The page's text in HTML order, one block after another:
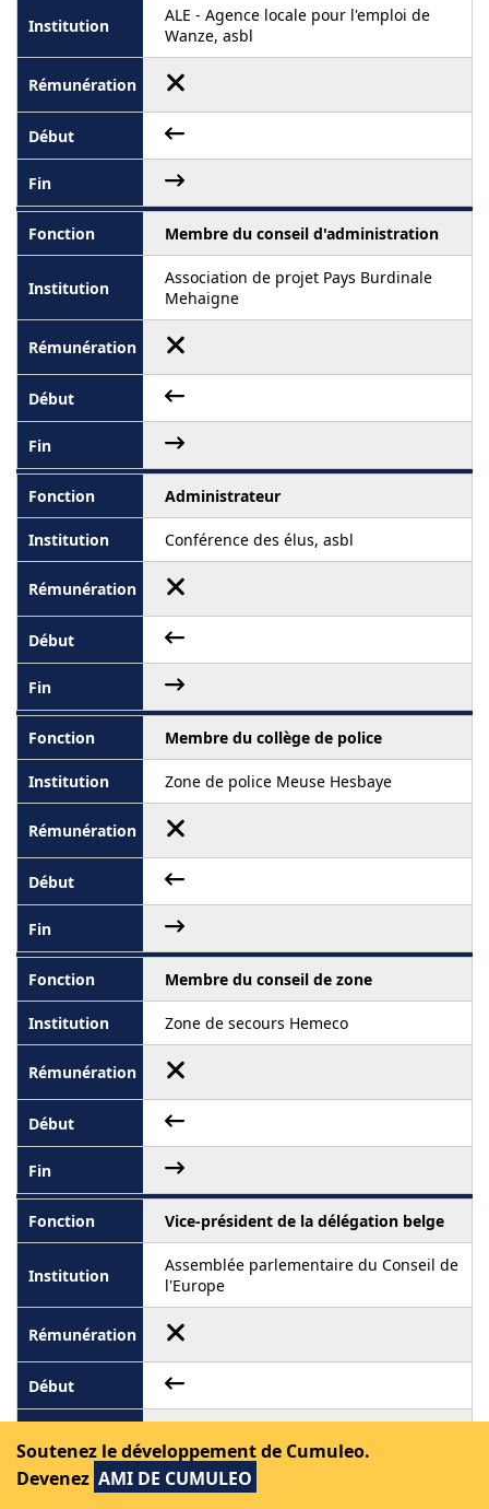
ALE - Agence locale pour l'emploi de
Wanze, asbl
Membre du conseil d'administration
Association de projet Pays Burdinale
Mehaigne
Administrateur
Conférence des élus, asbl
Membre du collège de police
Zone de police Meuse Hesbaye
Membre du conseil de zone
Zone de secours Hemeco
Vice-président de la délégation belge
Assemblée parlementaire du Conseil de
l'Europe
Membre de l'assemblée
Soutenez le développement de Cumuleo.
Devenez AMI DE CUMULEO